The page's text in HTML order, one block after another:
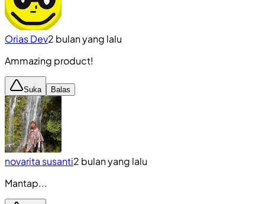
Orias Dev2 bulan yang lalu
Ammazing product!
Suka Balas
novarita susanti2 bulan yang lalu
Mantap...